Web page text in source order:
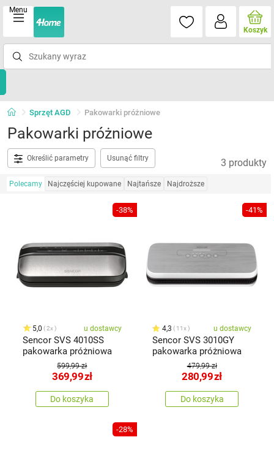
Menu
Koszyk
Sprzęt AGD Pakowarki próżniowe
Pakowarki próżniowe
Określić parametry Usunąć filtry 3 produkty
Polecamy Najczęściej kupowane Najtańsze Najdroższe
-38%
5,0 2x u dostawcy
Sencor SVS 4010SS
pakowarka próżniowa
599,99 zł
369,99zł
Do koszyka
-41%
4,3 11x u dostawcy
Sencor SVS 3010GY
pakowarka próżniowa
479,99 zł
280,99zł
Do koszyka
-28%